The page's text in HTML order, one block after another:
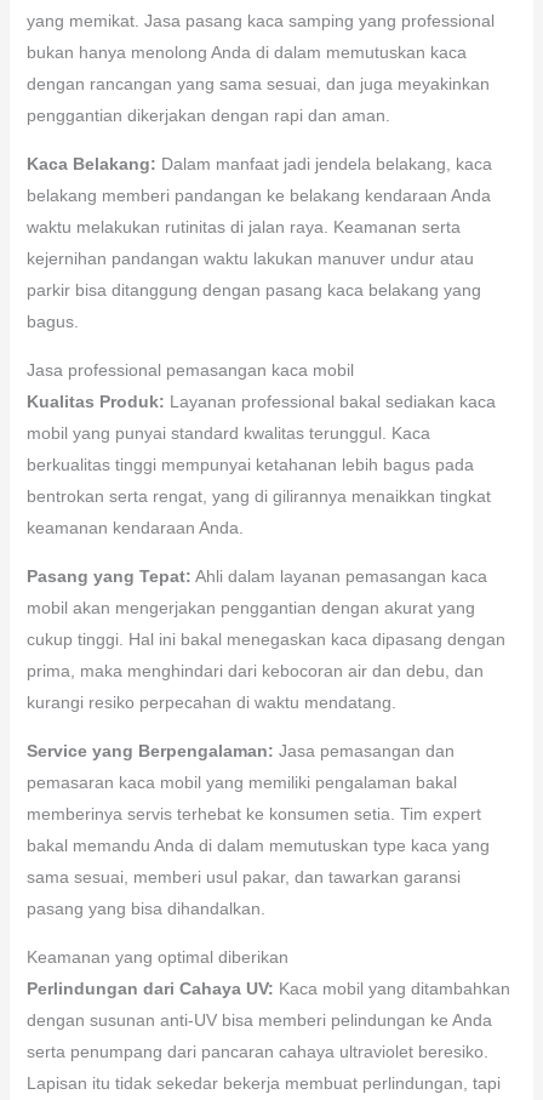
yang memikat. Jasa pasang kaca samping yang professional
bukan hanya menolong Anda di dalam memutuskan kaca
dengan rancangan yang sama sesuai, dan juga meyakinkan
penggantian dikerjakan dengan rapi dan aman.
Kaca Belakang: Dalam manfaat jadi jendela belakang, kaca
belakang memberi pandangan ke belakang kendaraan Anda
waktu melakukan rutinitas di jalan raya. Keamanan serta
kejernihan pandangan waktu lakukan manuver undur atau
parkir bisa ditanggung dengan pasang kaca belakang yang
bagus.
Jasa professional pemasangan kaca mobil
Kualitas Produk: Layanan professional bakal sediakan kaca
mobil yang punyai standard kwalitas terunggul. Kaca
berkualitas tinggi mempunyai ketahanan lebih bagus pada
bentrokan serta rengat, yang di gilirannya menaikkan tingkat
keamanan kendaraan Anda.
Pasang yang Tepat: Ahli dalam layanan pemasangan kaca
mobil akan mengerjakan penggantian dengan akurat yang
cukup tinggi. Hal ini bakal menegaskan kaca dipasang dengan
prima, maka menghindari dari kebocoran air dan debu, dan
kurangi resiko perpecahan di waktu mendatang.
Service yang Berpengalaman: Jasa pemasangan dan
pemasaran kaca mobil yang memiliki pengalaman bakal
memberinya servis terhebat ke konsumen setia. Tim expert
bakal memandu Anda di dalam memutuskan type kaca yang
sama sesuai, memberi usul pakar, dan tawarkan garansi
pasang yang bisa dihandalkan.
Keamanan yang optimal diberikan
Perlindungan dari Cahaya UV: Kaca mobil yang ditambahkan
dengan susunan anti-UV bisa memberi pelindungan ke Anda
serta penumpang dari pancaran cahaya ultraviolet beresiko.
Lapisan itu tidak sekedar bekerja membuat perlindungan, tapi